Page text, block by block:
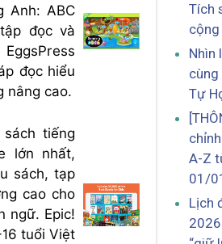
Anh: ABC
đọc và
đọc hiểu
nâng cao.
tiếng
lớn nhất,
sách, tạp
cao cho
ngữ. Epic!
tuổi Việt
Tích
Nhìn
cùng
Tự
A-Z
01/
Lịch